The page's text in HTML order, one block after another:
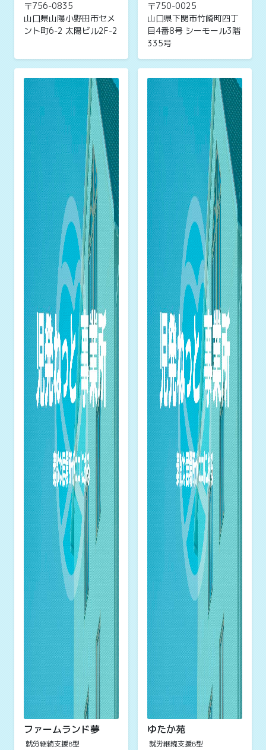
〒756-0835
山口県山陽小野田市セメ
ント町6-2 太陽ビル2F-2
〒750-0025
山口県下関市竹崎町四丁
目4番8号 シーモール3階
335号
ファームランド夢
就労継続支援B型
ゆたか苑
就労継続支援B型